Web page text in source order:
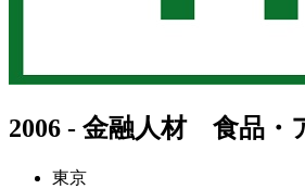
2006 - 金融人材 食品・
東京